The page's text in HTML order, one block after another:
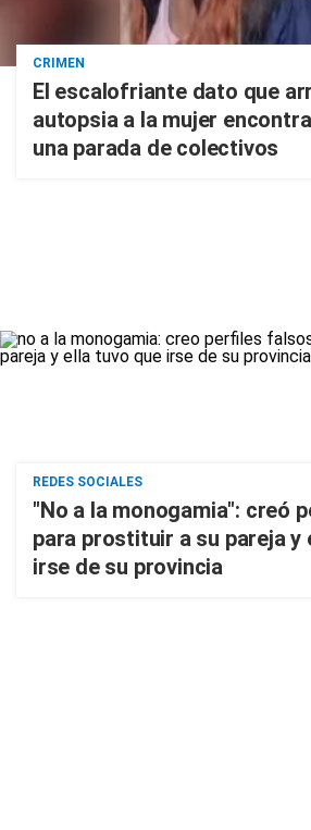
CRIMEN
El escalofriante dato que
autopsia a la mujer
una parada de colectivos
REDES SOCIALES
"No a la monogamia": creó
para prostituir a su pareja y
irse de su provincia